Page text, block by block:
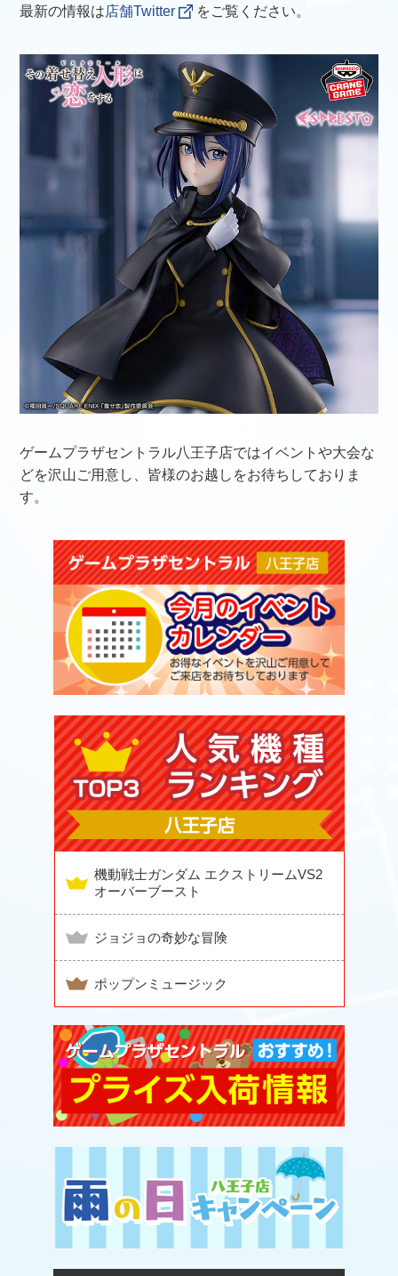
最新の情報は店舗Twitter をご覧ください。
ゲームプラザセントラル八王子店ではイベントや大会な
どを沢山ご用意し、皆様のお越しをお待ちしておりま
す。
機動戦士ガンダム エクストリームVS2
オーバーブースト
ジョジョの奇妙な冒険
ポップンミュージック